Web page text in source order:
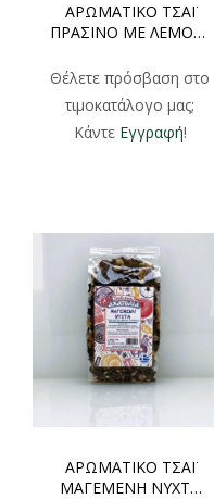
ΑΡΩΜΑΤΙΚΟ ΤΣΑΪ
ΠΡΑΣΙΝΟ ΜΕ ΛΕΜΟΝΙ
ΦΑΚΕΛΑΚΙ 100gr
Θέλετε πρόσβαση στο
τιμοκατάλογο μας;
Κάντε Εγγραφή!
ΑΡΩΜΑΤΙΚΟ ΤΣΑΪ
ΜΑΓΕΜΕΝΗ ΝΥΧΤΑ